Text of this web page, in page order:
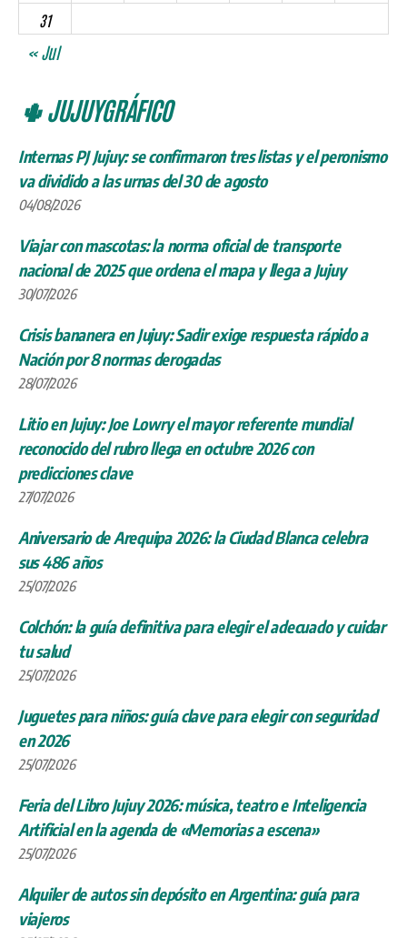
31
« Jul
🌵 JUJUYGRÁFICO
Internas PJ Jujuy: se confirmaron tres listas y el peronismo
va dividido a las urnas del 30 de agosto
04/08/2026
Viajar con mascotas: la norma oficial de transporte
nacional de 2025 que ordena el mapa y llega a Jujuy
30/07/2026
Crisis bananera en Jujuy: Sadir exige respuesta rápido a
Nación por 8 normas derogadas
28/07/2026
Litio en Jujuy: Joe Lowry el mayor referente mundial
reconocido del rubro llega en octubre 2026 con
predicciones clave
27/07/2026
Aniversario de Arequipa 2026: la Ciudad Blanca celebra
sus 486 años
25/07/2026
Colchón: la guía definitiva para elegir el adecuado y cuidar
tu salud
25/07/2026
Juguetes para niños: guía clave para elegir con seguridad
en 2026
25/07/2026
Feria del Libro Jujuy 2026: música, teatro e Inteligencia
Artificial en la agenda de «Memorias a escena»
25/07/2026
Alquiler de autos sin depósito en Argentina: guía para
viajeros